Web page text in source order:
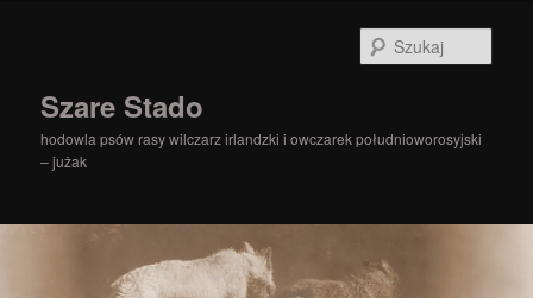
Szare Stado
hodowla psów rasy wilczarz irlandzki i owczarek południoworosyjski
– jużak